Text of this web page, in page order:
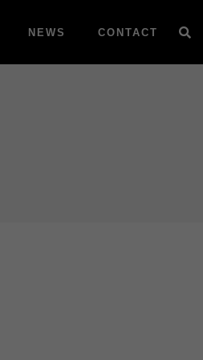
NEWS CONTACT